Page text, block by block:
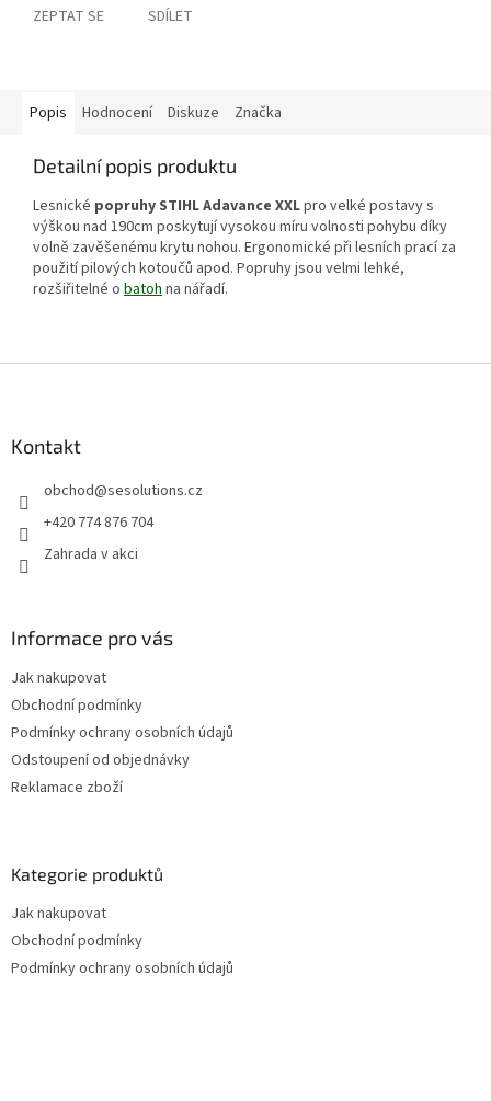
ZEPTAT SE SDÍLET
Popis Hodnocení Diskuze Značka
Detailní popis produktu
Lesnické popruhy STIHL Adavance XXLpro velké postavy s
výškou nad 190cm poskytují vysokou míru volnosti pohybu díky
volně zavěšenému krytu nohou. Ergonomické při lesních prací za
použití pilových kotoučů apod. Popruhy jsou velmi lehké,
rozšiřitelné o batohna nářadí.
Kontakt
obchod@sesolutions.cz
+420 774 876 704
Zahrada v akci
Informace pro vás
Jak nakupovat
Obchodní podmínky
Podmínky ochrany osobních údajů
Odstoupení od objednávky
Reklamace zboží
Kategorie produktů
Jak nakupovat
Obchodní podmínky
Podmínky ochrany osobních údajů